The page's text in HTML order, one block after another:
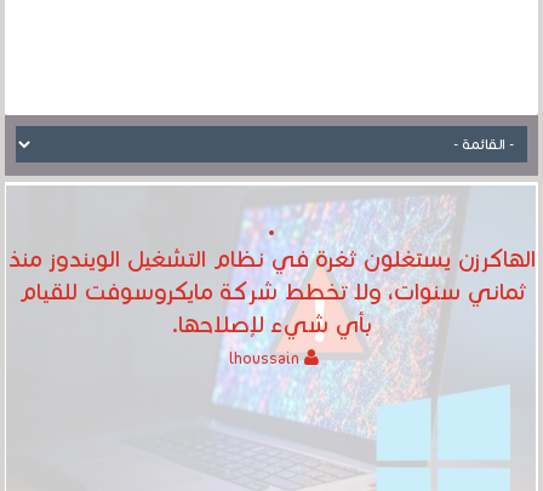
الهاكرزن يستغلون ثغرة في نظام التشغيل الويندوز منذ
ثماني سنوات، ولا تخطط شركة مايكروسوفت للقيام
بأي شيء لإصلاحها.
lhoussain